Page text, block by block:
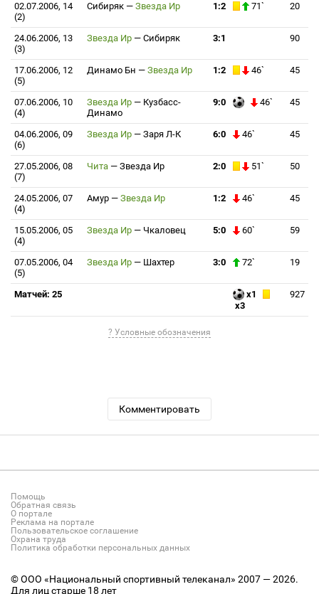
02.07.2006, 14
(2)
Сибиряк — Звезда Ир 1:2 71` 20
24.06.2006, 13
(3)
Звезда Ир — Сибиряк 3:1 90
17.06.2006, 12
(5)
Динамо Бн — Звезда Ир 1:2 46` 45
07.06.2006, 10
(4)
Звезда Ир — Кузбасс-
Динамо
9:0 46` 45
04.06.2006, 09
(6)
Звезда Ир — Заря Л-К 6:0 46` 45
27.05.2006, 08
(7)
Чита — Звезда Ир 2:0 51` 50
24.05.2006, 07
(4)
Амур — Звезда Ир 1:2 46` 45
15.05.2006, 05
(4)
Звезда Ир — Чкаловец 5:0 60` 59
07.05.2006, 04
(5)
Звезда Ир — Шахтер 3:0 72` 19
Матчей: 25
x1
x3
927
? Условные обозначения
Комментировать
Помощь
Обратная связь
О портале
Реклама на портале
Пользовательское соглашение
Охрана труда
Политика обработки персональных данных
© ООО «Национальный спортивный телеканал» 2007 — 2026.
Для лиц старше 18 лет